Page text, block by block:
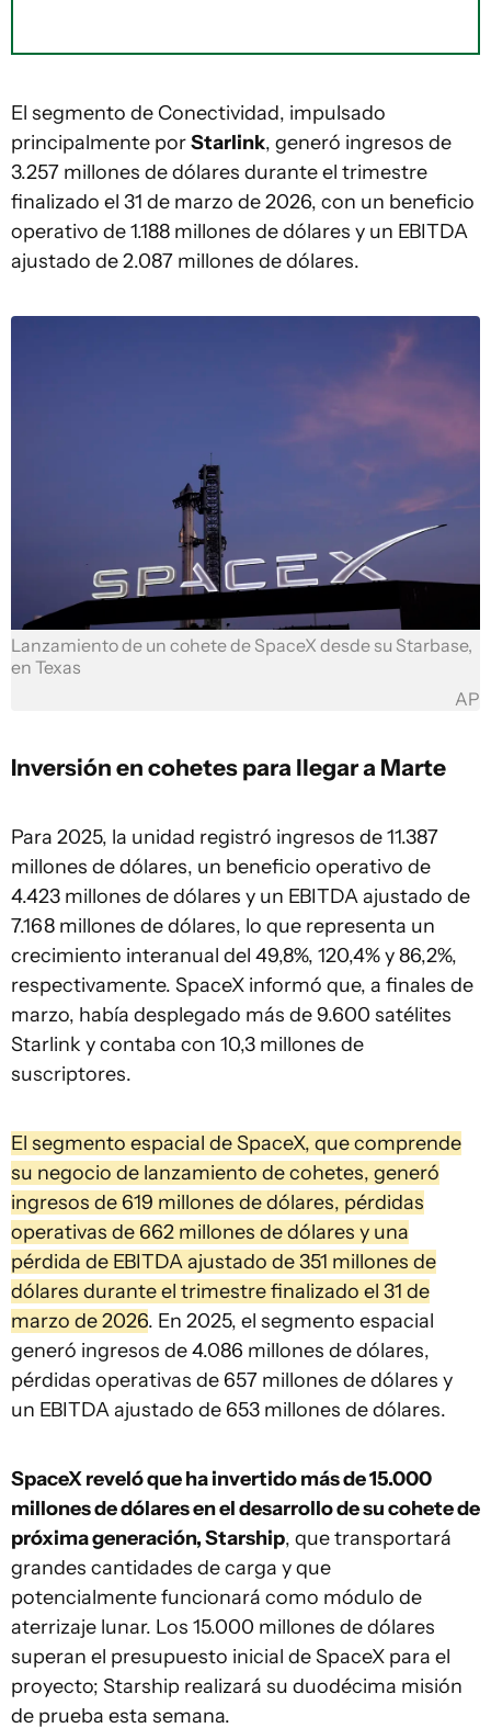
El segmento de Conectividad, impulsado
principalmente porStarlink, generó ingresos de
3.257 millones de dólares durante el trimestre
finalizado el 31 de marzo de 2026, con un beneficio
operativo de 1.188 millones de dólares y un EBITDA
ajustado de 2.087 millones de dólares.
Lanzamiento de un cohete de SpaceX desde su Starbase,
en Texas
AP
Inversión en cohetes para llegar a Marte
Para 2025, la unidad registró ingresos de 11.387
millones de dólares, un beneficio operativo de
4.423 millones de dólares y un EBITDA ajustado de
7.168 millones de dólares, lo que representa un
crecimiento interanual del 49,8%, 120,4% y 86,2%,
respectivamente. SpaceX informó que, a finales de
marzo, había desplegado más de 9.600 satélites
Starlink y contaba con 10,3 millones de
suscriptores.
El segmento espacial de SpaceX, que comprende
su negocio de lanzamiento de cohetes, generó
ingresos de 619 millones de dólares, pérdidas
operativas de 662 millones de dólares y una
pérdida de EBITDA ajustado de 351 millones de
dólares durante el trimestre finalizado el 31 de
marzo de 2026. En 2025, el segmento espacial
generó ingresos de 4.086 millones de dólares,
pérdidas operativas de 657 millones de dólares y
un EBITDA ajustado de 653 millones de dólares.
SpaceX reveló que ha invertido más de 15.000
millones de dólares en el desarrollo de su cohete de
próxima generación, Starship, que transportará
grandes cantidades de carga y que
potencialmente funcionará como módulo de
aterrizaje lunar. Los 15.000 millones de dólares
superan el presupuesto inicial de SpaceX para el
proyecto; Starship realizará su duodécima misión
de prueba esta semana.